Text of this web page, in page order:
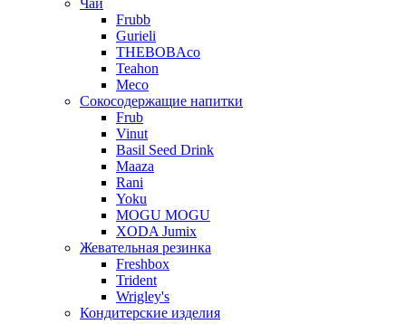
Чай
Frubb
Gurieli
THEBOBAco
Teahon
Meco
Сокосодержащие напитки
Frub
Vinut
Basil Seed Drink
Maaza
Rani
Yoku
MOGU MOGU
XODA Jumix
Жевательная резинка
Freshbox
Trident
Wrigley's
Кондитерские изделия